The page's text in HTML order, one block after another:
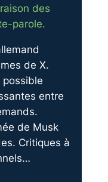
des
parole.
de X.
entre
de Musk
Critiques à